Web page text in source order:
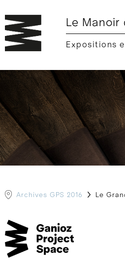
Le
Expositions
Archives GPS 2016 Le